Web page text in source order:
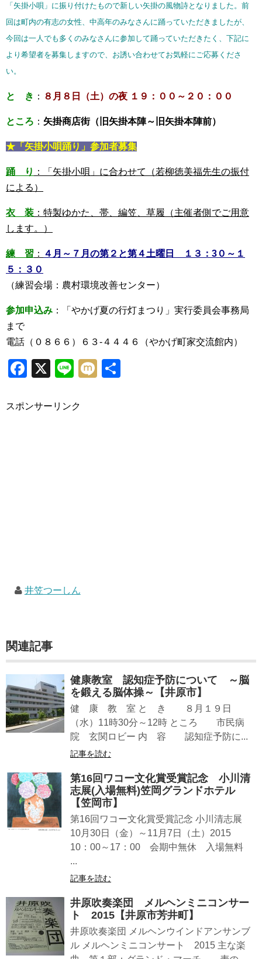
「矢掛小唄」に振り付けたもので新しい矢掛の風物詩となりました。前
回は町内の有志の女性、中高年のみなさんに踊っていただきましたが、
今回は一人でも多くのみなさんに参加して踊っていただきたく、下記に
より希望者を募集しますので、お誘い合わせてお気軽にご応募くださ
い。
と き ： ８月８日（土）の夜 １９：００～２０：００
ところ ： 矢掛商店街（旧矢掛本陣～旧矢掛本陣前）
★「矢掛小唄踊り」参加者募集
踊 り ：「矢掛小唄」に合わせて（若柳徳美福先生の振付
による）
衣 装 ：特製ゆかた、帯、編笠、草履（主催者側でご用意
します。）
練 習 ： ４月～７月の第２と第４土曜日 １３：3０～１
５：３０
（練習会場：農村環境改善センター）
参加申込み ：「やかげ夏の行灯まつり」実行委員会事務局
まで
電話（０８６６）６３-４４４６（やかげ町家交流館内）
Facebook
X LineMixi
スポンサーリンク
井笠つーしん
関連記事
健康教室 認知症予防について ～脳
を鍛える脳体操～【井原市】
健 康 教 室 と き ８月１９日
（水）11時30分～12時 ところ 市民病
院 玄関ロビー 内 容 認知症予防に...
記事を読む
第16回ワコー文化賞受賞記念 小川清
志展(入場無料)笠岡グランドホテル
【笠岡市】
第16回ワコー文化賞受賞記念 小川清志展
10月30日（金）～11月7日（土）2015
10：00～17：00 会期中無休 入場無料
...
記事を読む
井原吹奏楽団 メルヘンミニコンサー
ト 2015【井原市芳井町】
井原吹奏楽団 メルヘンウインドアンサンブ
ル メルヘンミニコンサート 2015 主な楽